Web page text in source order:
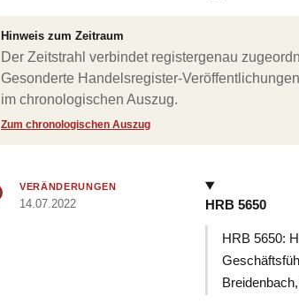
Hinweis zum Zeitraum
Der Zeitstrahl verbindet registergenau
Gesonderte Handelsregister-
im chronologischen Auszug.
Zum chronologischen Auszug
VERÄNDERUNGEN
14.07.2022 HRB 5650
HRB 5650: